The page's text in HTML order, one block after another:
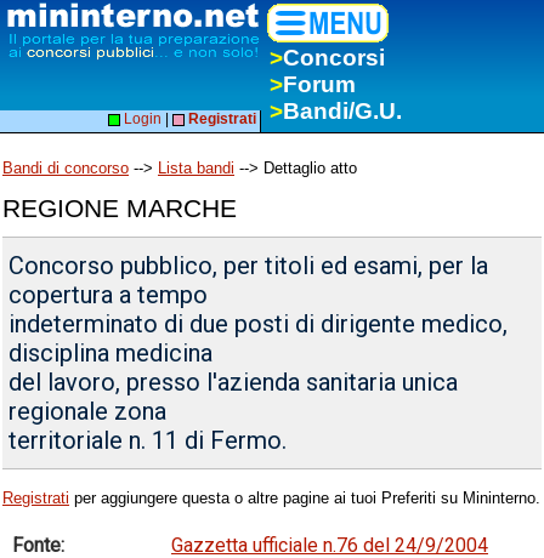
>Concorsi
>Forum
>Bandi/G.U.
Login Registrati
Bandi di concorso --> Lista bandi --> Dettaglio atto
REGIONE MARCHE
Concorso pubblico, per titoli ed esami, per la
copertura a tempo
indeterminato di due posti di dirigente medico,
disciplina medicina
del lavoro, presso l'azienda sanitaria unica
regionale zona
territoriale n. 11 di Fermo.
Registrati per aggiungere questa o altre pagine ai tuoi Preferiti su Mininterno.
Fonte:
Gazzetta ufficiale n.76 del 24/9/2004